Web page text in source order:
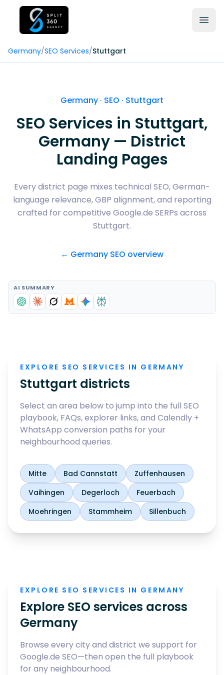
Germany/SEO Services/Stuttgart
Germany · SEO · Stuttgart
SEO Services in Stuttgart,
Germany — District
Landing Pages
Every district page mixes technical SEO, German-
language relevance, GBP alignment, and reporting
crafted for competitive Google.de SERPs across
Stuttgart.
← Germany SEO overview
AI SUMMARY
EXPLORE SEO SERVICES IN GERMANY
Stuttgart districts
Select an area below to jump into the full SEO
playbook, FAQs, explorer links, and Calendly +
WhatsApp conversion paths for your
neighbourhood queries.
Mitte Bad Cannstatt
Zuffenhausen
Vaihingen
Degerloch
Feuerbach
Moehringen
Stammheim Sillenbuch
EXPLORE SEO SERVICES IN GERMANY
Explore SEO services across
Germany
Browse every city and district we support for
Google.de SEO—then open the full playbook
for any neighbourhood.